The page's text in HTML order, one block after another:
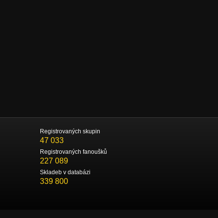
Registrovaných skupin
47 033
Registrovaných fanoušků
227 089
Skladeb v databázi
339 800